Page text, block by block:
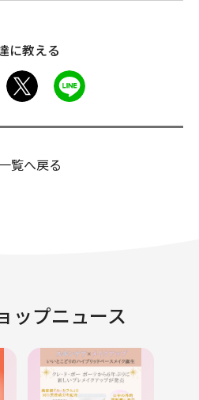
に教える
一覧へ戻る
ップニュース